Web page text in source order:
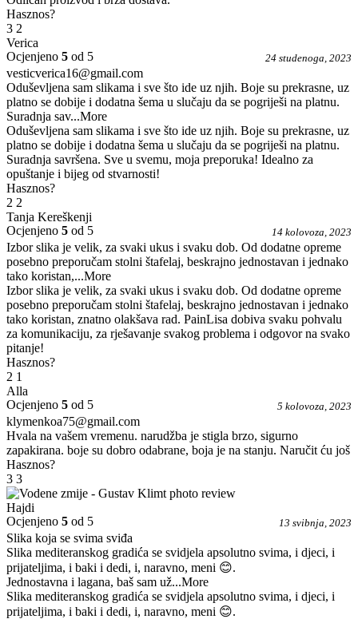
Hasznos?
3 2
Verica
Ocjenjeno 5 od 5 24 studenoga, 2023
vesticverica16@gmail.com
Oduševljena sam slikama i sve što ide uz njih. Boje su prekrasne, uz
platno se dobije i dodatna šema u slučaju da se pogriješi na platnu.
Suradnja sav...More
Oduševljena sam slikama i sve što ide uz njih. Boje su prekrasne, uz
platno se dobije i dodatna šema u slučaju da se pogriješi na platnu.
Suradnja savršena. Sve u svemu, moja preporuka! Idealno za
opuštanje i bijeg od stvarnosti!
Hasznos?
2 2
Tanja Kereškenji
Ocjenjeno 5 od 5 14 kolovoza, 2023
Izbor slika je velik, za svaki ukus i svaku dob. Od dodatne opreme
posebno preporučam stolni štafelaj, beskrajno jednostavan i jednako
tako koristan,...More
Izbor slika je velik, za svaki ukus i svaku dob. Od dodatne opreme
posebno preporučam stolni štafelaj, beskrajno jednostavan i jednako
tako koristan, znatno olakšava rad. PainLisa dobiva svaku pohvalu
za komunikaciju, za rješavanje svakog problema i odgovor na svako
pitanje!
Hasznos?
2 1
Alla
Ocjenjeno 5 od 5 5 kolovoza, 2023
klymenkoa75@gmail.com
Hvala na vašem vremenu. narudžba je stigla brzo, sigurno
zapakirana. boje su dobro odabrane, boja je na stanju. Naručit ću još
Hasznos?
3 3
Hajdi
Ocjenjeno 5 od 5 13 svibnja, 2023
Slika koja se svima sviđa
Slika mediteranskog gradića se svidjela apsolutno svima, i djeci, i
prijateljima, i baki i dedi, i, naravno, meni 😊.
Jednostavna i lagana, baš sam už...More
Slika mediteranskog gradića se svidjela apsolutno svima, i djeci, i
prijateljima, i baki i dedi, i, naravno, meni 😊.